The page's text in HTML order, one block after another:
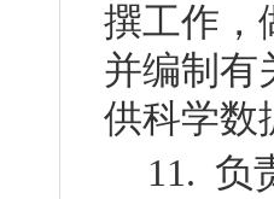
撰工作，
并编制有
供科学数
11. 负